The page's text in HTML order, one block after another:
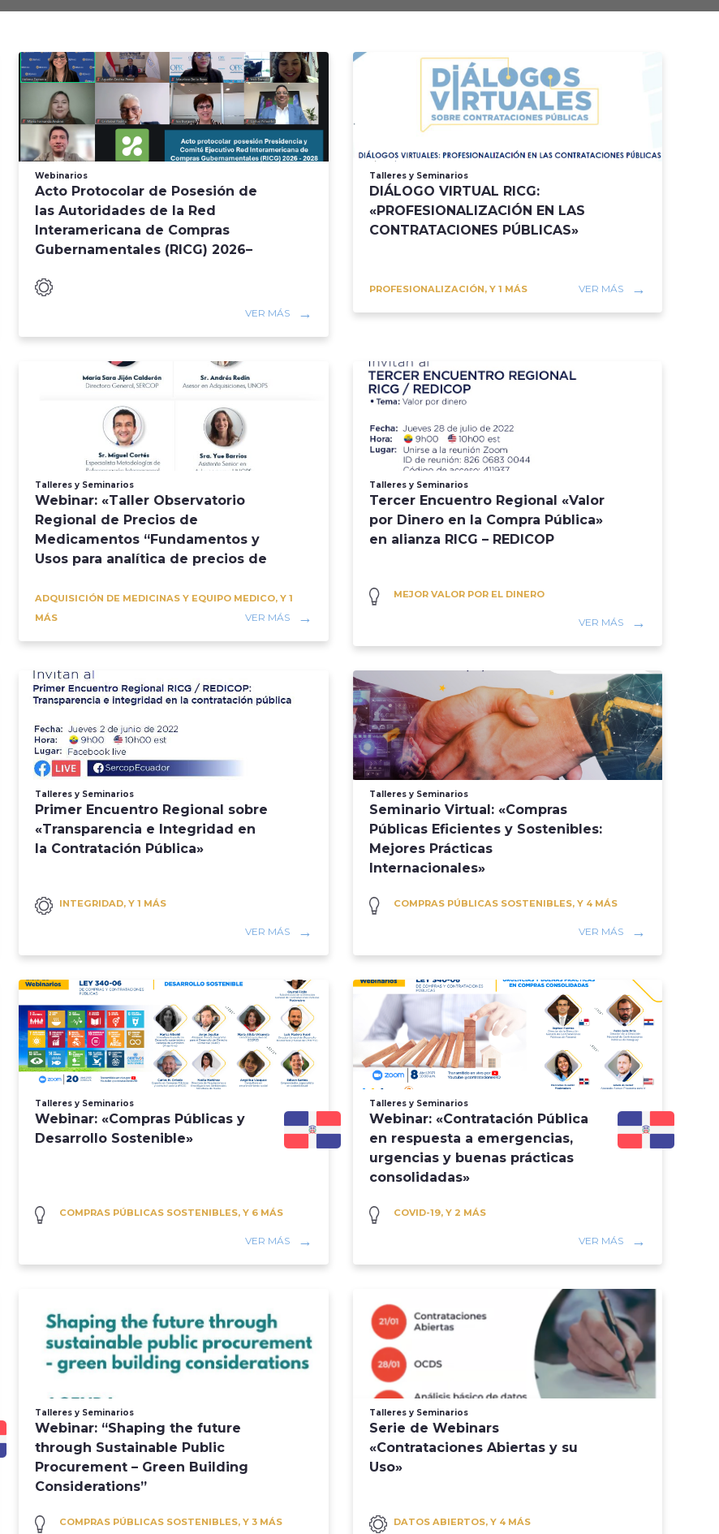
Webinarios
Acto Protocolar de Posesión de
las Autoridades de la Red
Interamericana de Compras
Gubernamentales (RICG) 2026–
VER MÁS
Talleres y Seminarios
DIÁLOGO VIRTUAL RICG:
«PROFESIONALIZACIÓN EN LAS
CONTRATACIONES PÚBLICAS»
PROFESIONALIZACIÓN, Y 1 MÁS VER MÁS
Talleres y Seminarios
Webinar: «Taller Observatorio
Regional de Precios de
Medicamentos “Fundamentos y
Usos para analítica de precios de
ADQUISICIÓN DE MEDICINAS Y EQUIPO MEDICO, Y 1
MÁS
VER MÁS
Talleres y Seminarios
Tercer Encuentro Regional «Valor
por Dinero en la Compra Pública»
en alianza RICG – REDICOP
MEJOR VALOR POR EL DINERO
VER MÁS
Talleres y Seminarios
Primer Encuentro Regional sobre
«Transparencia e Integridad en
la Contratación Pública»
INTEGRIDAD, Y 1 MÁS
VER MÁS
Talleres y Seminarios
Seminario Virtual: «Compras
Públicas Eficientes y Sostenibles:
Mejores Prácticas
Internacionales»
COMPRAS PÚBLICAS SOSTENIBLES, Y 4 MÁS
VER MÁS
Talleres y Seminarios
Webinar: «Compras Públicas y
Desarrollo Sostenible»
COMPRAS PÚBLICAS SOSTENIBLES, Y 6 MÁS
VER MÁS
Talleres y Seminarios
Webinar: «Contratación Pública
en respuesta a emergencias,
urgencias y buenas prácticas
consolidadas»
COVID-19, Y 2 MÁS
VER MÁS
Talleres y Seminarios
Webinar: “Shaping the future
through Sustainable Public
Procurement – Green Building
Considerations”
COMPRAS PÚBLICAS SOSTENIBLES, Y 3 MÁS
Talleres y Seminarios
Serie de Webinars
«Contrataciones Abiertas y su
Uso»
DATOS ABIERTOS, Y 4 MÁS